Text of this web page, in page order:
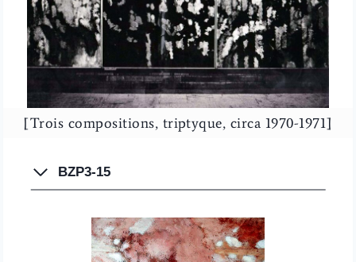
[Trois compositions, triptyque, circa 1970-1971]
BZP3-15